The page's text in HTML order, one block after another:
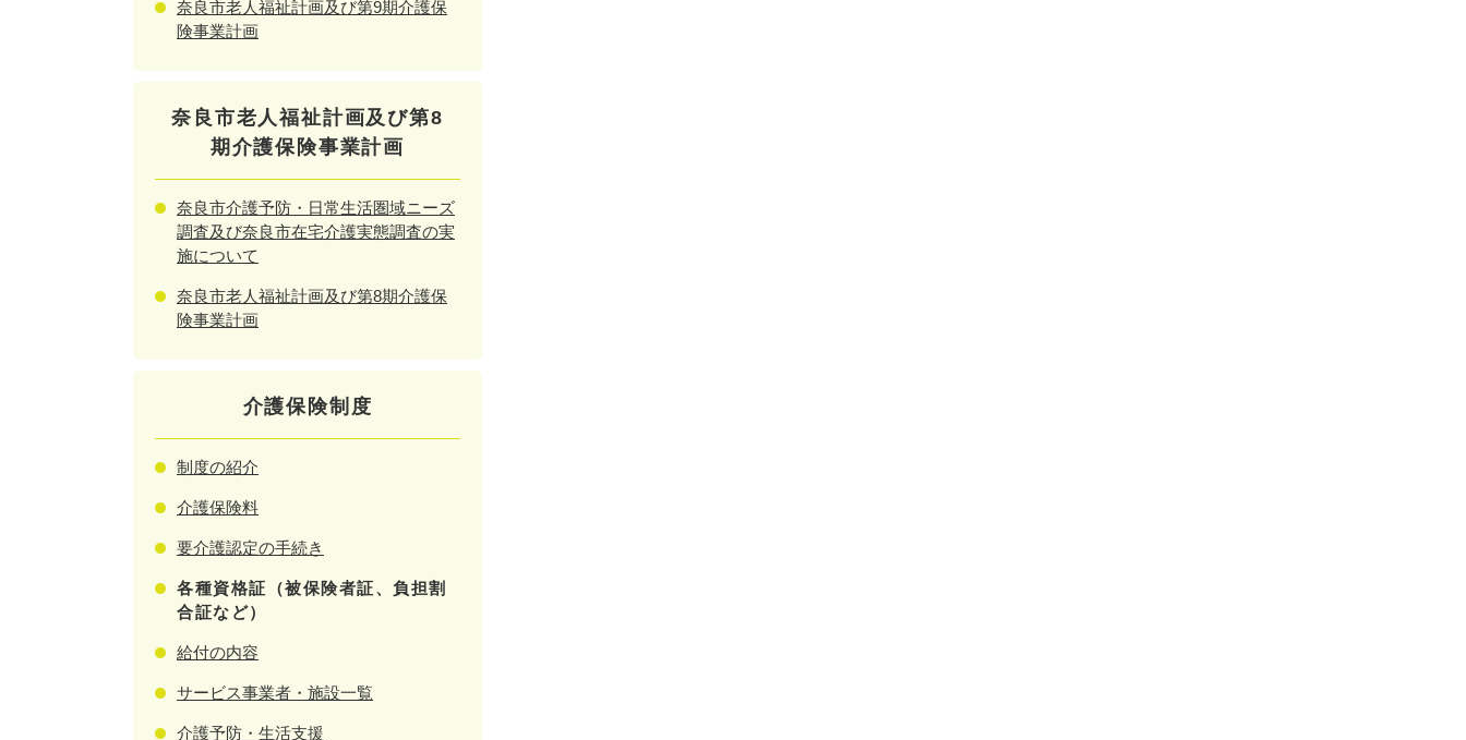
奈良市老人福祉計画及び第9期介護保
険事業計画
奈良市老人福祉計画及び第8
期介護保険事業計画
奈良市介護予防・日常生活圏域ニーズ
調査及び奈良市在宅介護実態調査の実
施について
奈良市老人福祉計画及び第8期介護保
険事業計画
介護保険制度
制度の紹介
介護保険料
要介護認定の手続き
各種資格証（被保険者証、負担割
合証など）
給付の内容
サービス事業者・施設一覧
介護予防・生活支援